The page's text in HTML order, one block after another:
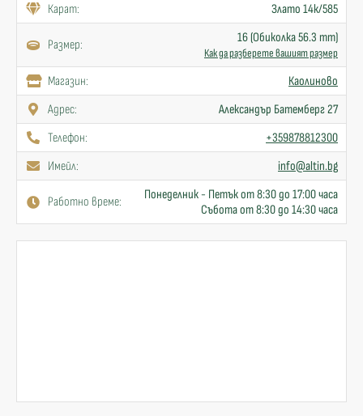
Карат:
Злато 14к/585
Размер: 16 (Обиколка 56.3 mm)
Как да разберете вашият размер
Mагазин:
Каолиново
Адрес:
Александър Батемберг 27
Телефон:
+359878812300
Имейл:
info@altin.bg
Работно време:
Понеделник - Петък от 8:30 до 17:00 часа
Събота от 8:30 до 14:30 часа